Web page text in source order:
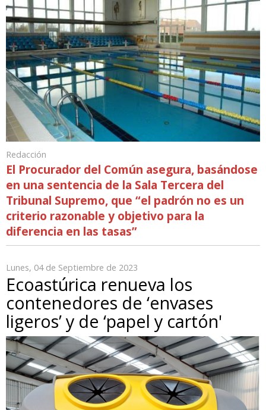
Redacción
El Procurador del Común asegura, basándose
en una sentencia de la Sala Tercera del
Tribunal Supremo, que “el padrón no es un
criterio razonable y objetivo para la
diferencia en las tasas”
Lunes, 04 de Septiembre de 2023
Ecoastúrica renueva los
contenedores de ‘envases
ligeros’ y de ‘papel y cartón'